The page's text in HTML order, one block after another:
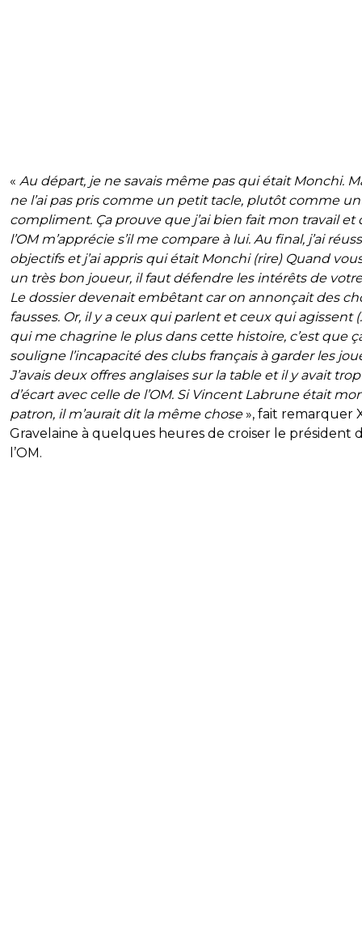
« Au départ, je ne savais même pas qui était Monchi.
ne l’ai pas pris comme un petit tacle, plutôt comme un
compliment. Ça prouve que j’ai bien fait mon travail et
l’OM m’apprécie s’il me compare à lui. Au final, j’ai
objectifs et j’ai appris qui était Monchi (rire) Quand
un très bon joueur, il faut défendre les intérêts de
Le dossier devenait embêtant car on annonçait des
fausses. Or, il y a ceux qui parlent et ceux qui agissent
qui me chagrine le plus dans cette histoire, c’est que
souligne l’incapacité des clubs français à garder les
J’avais deux offres anglaises sur la table et il y avait trop
d’écart avec celle de l’OM. Si Vincent Labrune était
patron, il m’aurait dit la même chose», fait remarquer
Gravelaine à quelques heures de croiser le président
l’OM.